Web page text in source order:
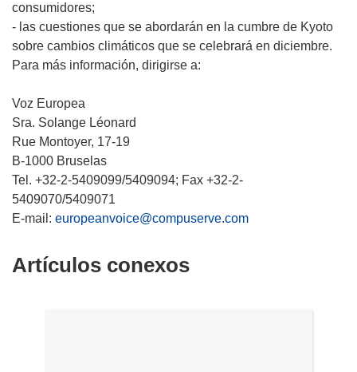
consumidores;
- las cuestiones que se abordarán en la cumbre de Kyoto
sobre cambios climáticos que se celebrará en diciembre.
Para más información, dirigirse a:
Voz Europea
Sra. Solange Léonard
Rue Montoyer, 17-19
B-1000 Bruselas
Tel. +32-2-5409099/5409094; Fax +32-2-
5409070/5409071
E-mail: europeanvoice@compuserve.com
Artículos conexos